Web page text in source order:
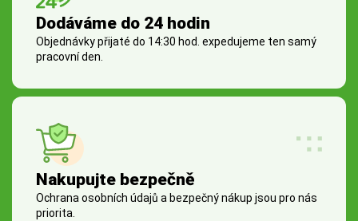
Dodáváme do 24 hodin
Objednávky přijaté do 14:30 hod. expedujeme ten samý
pracovní den.
Nakupujte bezpečně
Ochrana osobních údajů a bezpečný nákup jsou pro nás
priorita.